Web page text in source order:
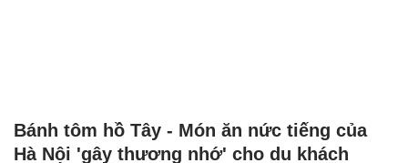
Bánh tôm hồ Tây - Món ăn nức tiếng của
Hà Nội 'gây thương nhớ' cho du khách